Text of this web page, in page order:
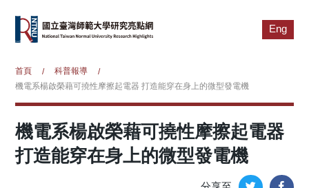
Eng
首頁 / 科普報導
/
機電系楊啟榮藉可撓性摩擦起電器 打造能穿在身上的微型發電機
機電系楊啟榮藉可撓性摩擦起電器
打造能穿在身上的微型發電機